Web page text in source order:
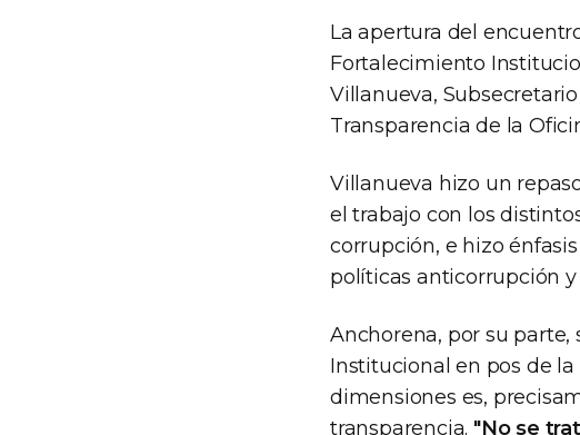
La apertura del
Fortalecimiento
Villanueva,
Transparencia de la
Villanueva hizo un
el trabajo con los
corrupción, e hizo
políticas anticorrupción y
Anchorena, por su
Institucional en pos de
dimensiones es,
transparencia. "No se